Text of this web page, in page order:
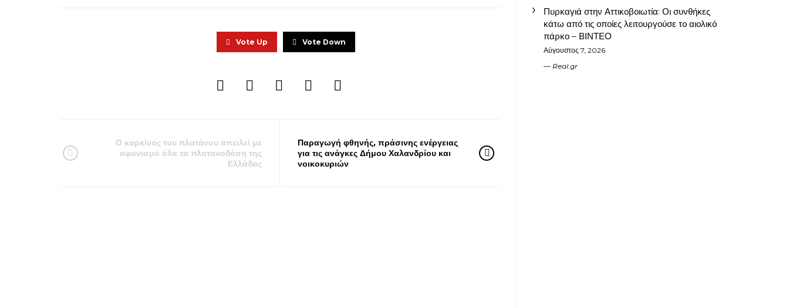
Vote Up Vote Down
Ο καρκίνος του πλατάνου απειλεί με
αφανισμό όλα τα πλατανοδάση της
Ελλάδας
Παραγωγή φθηνής, πράσινης ενέργειας
για τις ανάγκες Δήμου Χαλανδρίου και
νοικοκυριών
Πυρκαγιά στην Αττικοβοιωτία: Οι συνθήκες
κάτω από τις οποίες λειτουργούσε το αιολικό
πάρκο – ΒΙΝΤΕΟ
Αύγουστος 7, 2026
Real.gr